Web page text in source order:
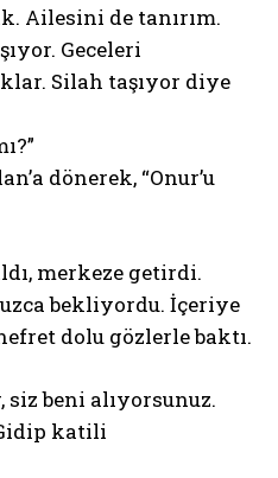
Ailesini de tanırım.
Geceleri
Silah taşıyor diye
dönerek, “Onur’u
merkeze getirdi.
bekliyordu. İçeriye
dolu gözlerle baktı.
siz beni alıyorsunuz.
katili